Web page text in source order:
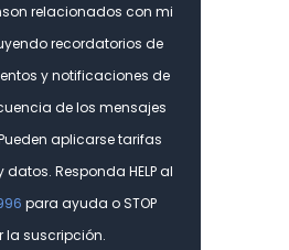
relacionados con mi
recordatorios de
y notificaciones de
de los mensajes
aplicarse tarifas
Responda HELP al
para ayuda o STOP
suscripción.